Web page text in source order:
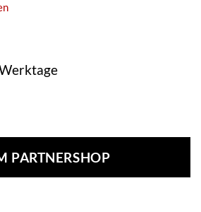
PARTNERSHOP